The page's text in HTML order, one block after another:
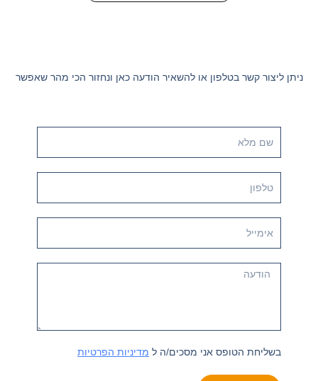
ניתן ליצור קשר בטלפון או להשאיר הודעה כאן ונחזור הכי מהר שאפשר
מלא
בשליחת הטופס אני מסכים/ה ל מדיניות הפרטיות